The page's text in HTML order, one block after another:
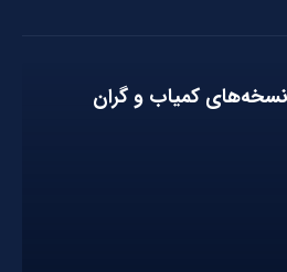
کمیاب و گران